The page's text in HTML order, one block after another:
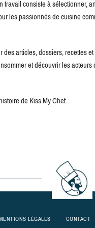
consiste à sélectionner,
les passionnés de cuisine
articles, dossiers, recettes
et découvrir les
de Kiss My Chef.
LÉGALES CONTACT